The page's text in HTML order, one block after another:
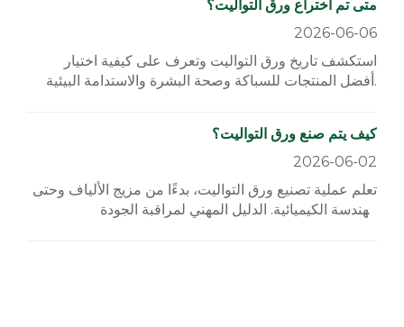
متى تم اختراع ورق التواليت؟
2026-06-06
استكشف تاريخ ورق التواليت وتعرف على كيفية اختيار
أفضل المنتجات للسباكة وصحة البشرة والاستدامة البيئية.
كيف يتم صنع ورق التواليت؟
2026-06-02
تعلم عملية تصنيع ورق التواليت، بدءًا من مزيج الألياف وحتى
الهندسة الكيميائية. الدليل المهني لمراقبة الجودة